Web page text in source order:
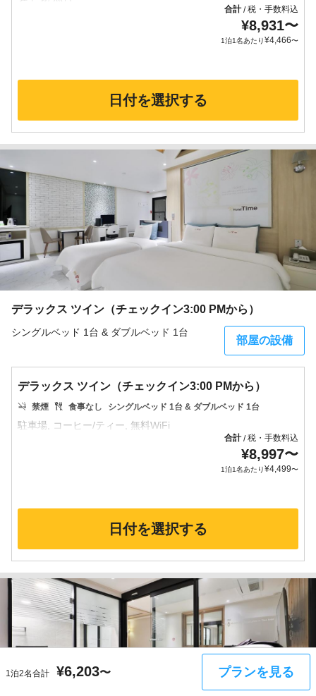
1泊2名合計 ¥6,203〜 プランを見る
合計/税・手数料込
¥8,931〜
1泊1名あたり¥4,466〜
日付を選択する
デラックス ツイン（チェックイン3:00 PMから）
シングルベッド 1台 & ダブルベッド 1台
部屋の設備
デラックス ツイン（チェックイン3:00 PMから）
禁煙 食事なし シングルベッド 1台 & ダブルベッド 1台
合計/税・手数料込
¥8,997〜
1泊1名あたり¥4,499〜
日付を選択する